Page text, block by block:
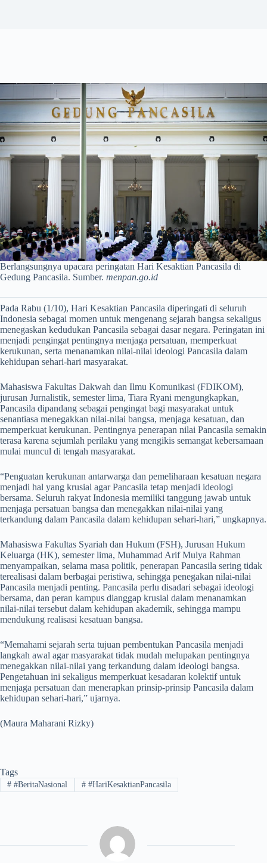
Berlangsungnya upacara peringatan Hari Kesaktian Pancasila di
Gedung Pancasila. Sumber. menpan.go.id
Pada Rabu (1/10), Hari Kesaktian Pancasila diperingati di seluruh
Indonesia sebagai momen untuk mengenang sejarah bangsa sekaligus
menegaskan kedudukan Pancasila sebagai dasar negara. Peringatan ini
menjadi pengingat pentingnya menjaga persatuan, memperkuat
kerukunan, serta menanamkan nilai-nilai ideologi Pancasila dalam
kehidupan sehari-hari masyarakat.
Mahasiswa Fakultas Dakwah dan Ilmu Komunikasi (FDIKOM),
jurusan Jurnalistik, semester lima, Tiara Ryani mengungkapkan,
Pancasila dipandang sebagai pengingat bagi masyarakat untuk
senantiasa menegakkan nilai-nilai bangsa, menjaga kesatuan, dan
memperkuat kerukunan. Pentingnya penerapan nilai Pancasila semakin
terasa karena sejumlah perilaku yang mengikis semangat kebersamaan
mulai muncul di tengah masyarakat.
“Penguatan kerukunan antarwarga dan pemeliharaan kesatuan negara
menjadi hal yang krusial agar Pancasila tetap menjadi ideologi
bersama. Seluruh rakyat Indonesia memiliki tanggung jawab untuk
menjaga persatuan bangsa dan menegakkan nilai-nilai yang
terkandung dalam Pancasila dalam kehidupan sehari-hari,” ungkapnya.
Mahasiswa Fakultas Syariah dan Hukum (FSH), Jurusan Hukum
Keluarga (HK), semester lima, Muhammad Arif Mulya Rahman
menyampaikan, selama masa politik, penerapan Pancasila sering tidak
terealisasi dalam berbagai peristiwa, sehingga penegakan nilai-nilai
Pancasila menjadi penting. Pancasila perlu disadari sebagai ideologi
bersama, dan peran kampus dianggap krusial dalam menanamkan
nilai-nilai tersebut dalam kehidupan akademik, sehingga mampu
mendukung realisasi kesatuan bangsa.
“Memahami sejarah serta tujuan pembentukan Pancasila menjadi
langkah awal agar masyarakat tidak mudah melupakan pentingnya
menegakkan nilai-nilai yang terkandung dalam ideologi bangsa.
Pengetahuan ini sekaligus memperkuat kesadaran kolektif untuk
menjaga persatuan dan menerapkan prinsip-prinsip Pancasila dalam
kehidupan sehari-hari,” ujarnya.
(Maura Maharani Rizky)
Tags
##BeritaNasional ##HariKesaktianPancasila